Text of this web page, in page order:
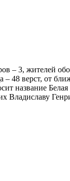
– 3, жителей
– 48 верст, от
название
Владиславу